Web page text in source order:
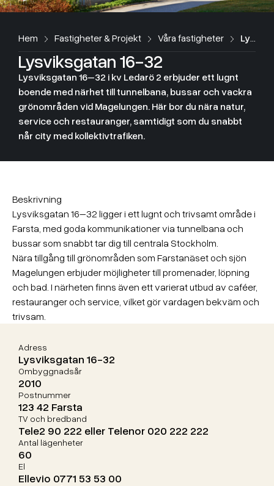
Hem Fastigheter & Projekt Våra fastigheter Lysviksgatan 16-32
Lysviksgatan 16-32
Lysviksgatan 16–32 i kv Ledarö 2 erbjuder ett lugnt
boende med närhet till tunnelbana, bussar och vackra
grönområden vid Magelungen. Här bor du nära natur,
service och restauranger, samtidigt som du snabbt
når city med kollektivtrafiken.
Beskrivning
Lysviksgatan 16–32 ligger i ett lugnt och trivsamt område i
Farsta, med goda kommunikationer via tunnelbana och
bussar som snabbt tar dig till centrala Stockholm.
Nära tillgång till grönområden som Farstanäset och sjön
Magelungen erbjuder möjligheter till promenader, löpning
och bad. I närheten finns även ett varierat utbud av caféer,
restauranger och service, vilket gör vardagen bekväm och
trivsam.​
Adress
Lysviksgatan 16-32
Ombyggnadsår
2010
Postnummer
123 42 Farsta
TV och bredband
Tele2 90 222 eller Telenor 020 222 222
Antal lägenheter
60
El
Ellevio 0771 53 53 00